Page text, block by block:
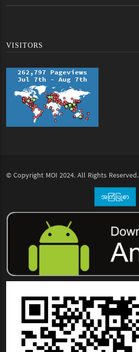
VISITORS
© Copyright MOI 2024. All Rights Reserved.
အကြံပြုစာ